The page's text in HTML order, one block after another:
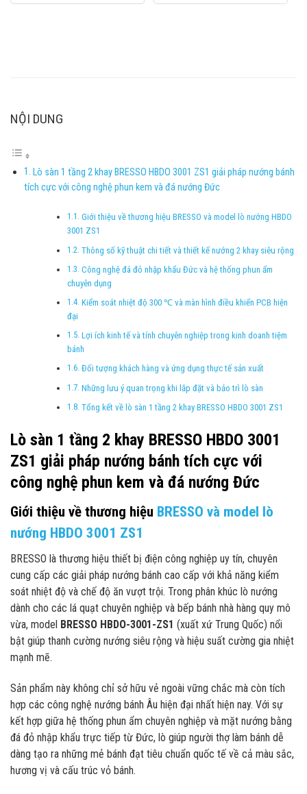
NỘI DUNG
Lò sàn 1 tầng 2 khay BRESSO HBDO 3001 ZS1 giải pháp nướng bánh
tích cực với công nghệ phun kem và đá nướng Đức
Giới thiệu về thương hiệu BRESSO và model lò nướng HBDO
3001 ZS1
Thông số kỹ thuật chi tiết và thiết kế nướng 2 khay siêu rộng
Công nghệ đá đỏ nhập khẩu Đức và hệ thống phun ẩm
chuyên dụng
Kiểm soát nhiệt độ 300 ℃ và màn hình điều khiển PCB hiện
đại
Lợi ích kinh tế và tính chuyên nghiệp trong kinh doanh tiệm
bánh
Đối tượng khách hàng và ứng dụng thực tế sản xuất
Những lưu ý quan trọng khi lắp đặt và bảo trì lò sàn
Tổng kết về lò sàn 1 tầng 2 khay BRESSO HBDO 3001 ZS1
Lò sàn 1 tầng 2 khay BRESSO HBDO 3001
ZS1 giải pháp nướng bánh tích cực với
công nghệ phun kem và đá nướng Đức
Giới thiệu về thương hiệu BRESSO và model lò
nướng HBDO 3001 ZS1
BRESSO là thương hiệu thiết bị điện công nghiệp uy tín, chuyên
cung cấp các giải pháp nướng bánh cao cấp với khả năng kiểm
soát nhiệt độ và chế độ ăn vượt trội. Trong phân khúc lò nướng
dành cho các lá quạt chuyên nghiệp và bếp bánh nhà hàng quy mô
vừa, model BRESSO HBDO-3001-ZS1 (xuất xứ Trung Quốc) nổi
bật giúp thanh cường nướng siêu rộng và hiệu suất cường gia nhiệt
mạnh mẽ.
Sản phẩm này không chỉ sở hữu vẻ ngoài vững chắc mà còn tích
hợp các công nghệ nướng bánh Âu hiện đại nhất hiện nay. Với sự
kết hợp giữa hệ thống phun ẩm chuyên nghiệp và mặt nướng bằng
đá đỏ nhập khẩu trực tiếp từ Đức, lò giúp người thợ làm bánh dễ
dàng tạo ra những mẻ bánh đạt tiêu chuẩn quốc tế về cả màu sắc,
hương vị và cấu trúc vỏ bánh.